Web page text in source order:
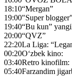
18:10“Mergan”
19:00"Super blogger"
19:40“Bu kun”
20:00“QVZ”
22:20La Liga:
00:20O‘zbek kino:
03:40Retro kinofilm:
05:40Farzandim